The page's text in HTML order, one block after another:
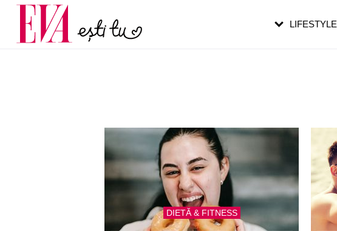
DIETĂ & FITNESS
LIFESTYLE
Carieră
Actualitate
pe măsură ce înaintezi în vârstă